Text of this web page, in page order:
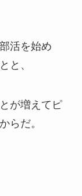
活を始め
と、
が増えてピ
らだ。